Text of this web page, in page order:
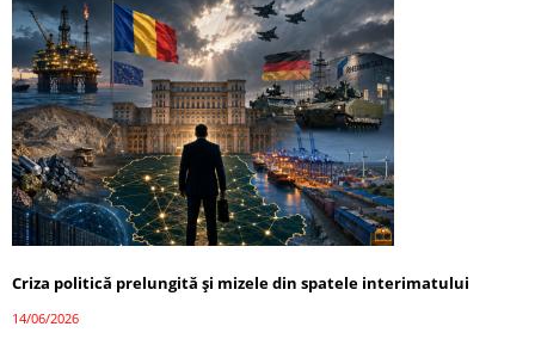
Criza politică prelungită și mizele din spatele interimatului
14/06/2026